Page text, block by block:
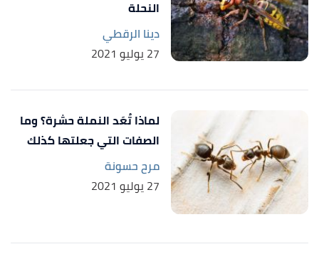
, 17/9/2020, Retrieved 4/7/2021. Edited.
↑
Hansa D. Bhargava, MD (21/8/2020),"Lice
النحلة
دينا الرقطي
27 يوليو 2021
لماذا تُعَد النملة حشرة؟ وما
الصفات التي جعلتها كذلك
مرح حسونة
27 يوليو 2021